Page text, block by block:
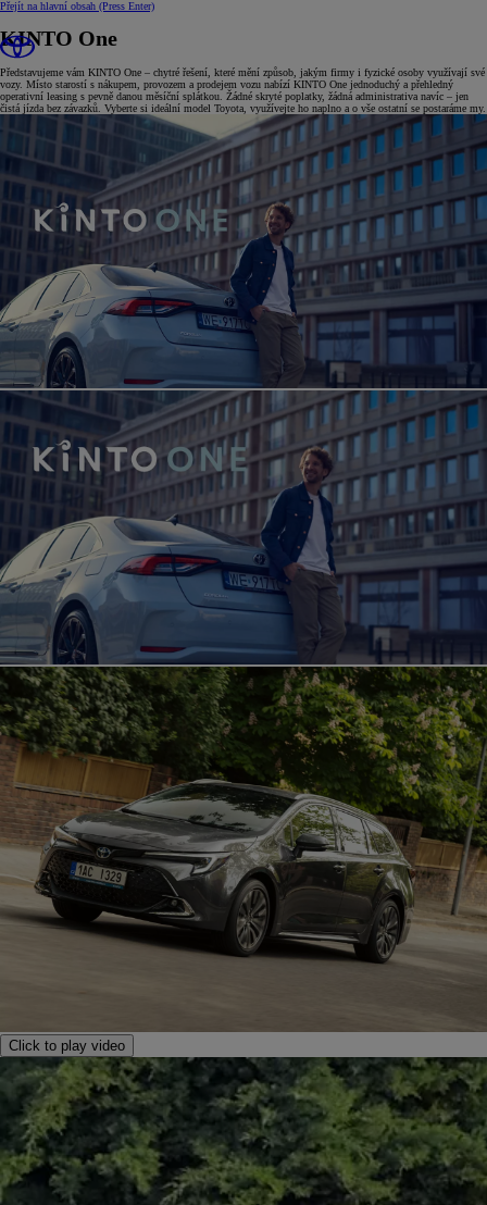
Přejít na hlavní obsah (Press Enter)
KINTO One
Představujeme vám KINTO One – chytré řešení, které mění způsob, jakým firmy i fyzické osoby využívají své
vozy. Místo starostí s nákupem, provozem a prodejem vozu nabízí KINTO One jednoduchý a přehledný
operativní leasing s pevně danou měsíční splátkou. Žádné skryté poplatky, žádná administrativa navíc – jen
čistá jízda bez závazků. Vyberte si ideální model Toyota, využívejte ho naplno a o vše ostatní se postaráme my.
Click to play video